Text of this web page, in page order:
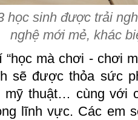
học sinh được trải
nghệ mới mẻ, khác
“học mà chơi - chơi
sẽ được thỏa sức
mỹ thuật… cùng với
lĩnh vực. Các em